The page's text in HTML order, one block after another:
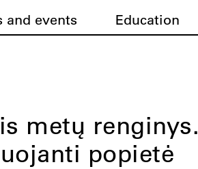
and events Education
metų renginys.
popietė